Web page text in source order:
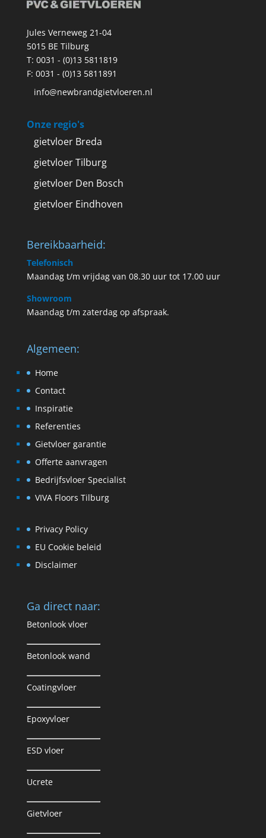
Jules Verneweg 21-04
5015 BE Tilburg
T: 0031 - (0)13 5811819
F: 0031 - (0)13 5811891
info@newbrandgietvloeren.nl
Onze regio's
gietvloer Breda
gietvloer Tilburg
gietvloer Den Bosch
gietvloer Eindhoven
Bereikbaarheid:
Telefonisch
Maandag t/m vrijdag van 08.30 uur tot 17.00 uur
Showroom
Maandag t/m zaterdag op afspraak.
Algemeen:
Home
Contact
Inspiratie
Referenties
Gietvloer garantie
Offerte aanvragen
Bedrijfsvloer Specialist
VIVA Floors Tilburg
Privacy Policy
EU Cookie beleid
Disclaimer
Ga direct naar:
Betonlook vloer
Betonlook wand
Coatingvloer
Epoxyvloer
ESD vloer
Ucrete
Gietvloer